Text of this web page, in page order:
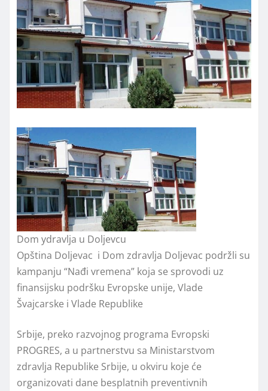
Dom ydravlja u Doljevcu
Opština Doljevac i Dom zdravlja Doljevac podržli su
kampanju “Nađi vremena” koja se sprovodi uz
finansijsku podršku Evropske unije, Vlade
Švajcarske i Vlade Republike
Srbije, preko razvojnog programa Evropski
PROGRES, a u partnerstvu sa Ministarstvom
zdravlja Republike Srbije, u okviru koje će
organizovati dane besplatnih preventivnih